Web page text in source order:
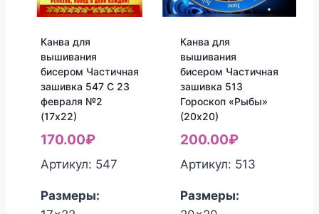
Канва для
вышивания
бисером Частичная
зашивка 547 С 23
февраля №2
(17х22)
170.00₽
Артикул: 547
Размеры:
Канва для
вышивания
бисером Частичная
зашивка 513
Гороскоп «Рыбы»
(20х20)
200.00₽
Артикул: 513
Размеры: